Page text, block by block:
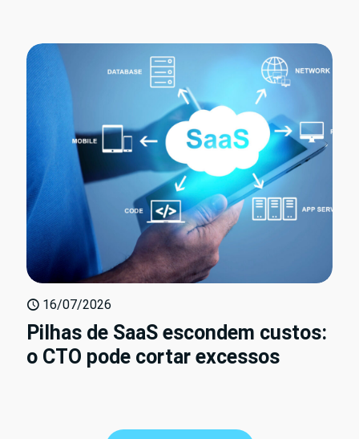
16/07/2026
Pilhas de SaaS escondem custos:
o CTO pode cortar excessos